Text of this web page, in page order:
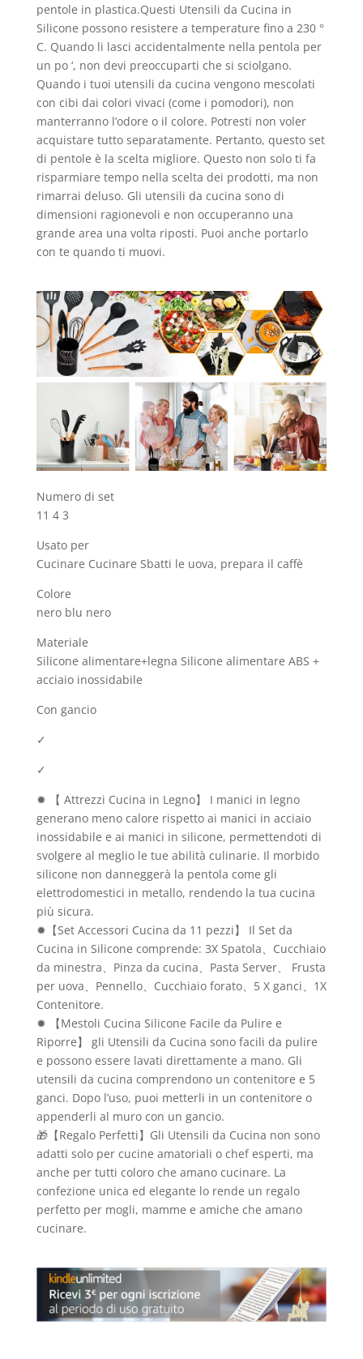
pentole in plastica.Questi Utensili da Cucina in
Silicone possono resistere a temperature fino a 230 °
C. Quando li lasci accidentalmente nella pentola per
un po ‘, non devi preoccuparti che si sciolgano.
Quando i tuoi utensili da cucina vengono mescolati
con cibi dai colori vivaci (come i pomodori), non
manterranno l’odore o il colore. Potresti non voler
acquistare tutto separatamente. Pertanto, questo set
di pentole è la scelta migliore. Questo non solo ti fa
risparmiare tempo nella scelta dei prodotti, ma non
rimarrai deluso. Gli utensili da cucina sono di
dimensioni ragionevoli e non occuperanno una
grande area una volta riposti. Puoi anche portarlo
con te quando ti muovi.
Numero di set
11 4 3
Usato per
Cucinare Cucinare Sbatti le uova, prepara il caffè
Colore
nero blu nero
Materiale
Silicone alimentare+legna Silicone alimentare ABS +
acciaio inossidabile
Con gancio
✓
✓
✹ 【 Attrezzi Cucina in Legno】 I manici in legno
generano meno calore rispetto ai manici in acciaio
inossidabile e ai manici in silicone, permettendoti di
svolgere al meglio le tue abilità culinarie. Il morbido
silicone non danneggerà la pentola come gli
elettrodomestici in metallo, rendendo la tua cucina
più sicura.
✹【Set Accessori Cucina da 11 pezzi】 Il Set da
Cucina in Silicone comprende: 3X Spatola、Cucchiaio
da minestra、Pinza da cucina、Pasta Server、 Frusta
per uova、Pennello、Cucchiaio forato、5 X ganci、1X
Contenitore.
✹ 【Mestoli Cucina Silicone Facile da Pulire e
Riporre】 gli Utensili da Cucina sono facili da pulire
e possono essere lavati direttamente a mano. Gli
utensili da cucina comprendono un contenitore e 5
ganci. Dopo l’uso, puoi metterli in un contenitore o
appenderli al muro con un gancio.
🎁【Regalo Perfetti】Gli Utensili da Cucina non sono
adatti solo per cucine amatoriali o chef esperti, ma
anche per tutti coloro che amano cucinare. La
confezione unica ed elegante lo rende un regalo
perfetto per mogli, mamme e amiche che amano
cucinare.